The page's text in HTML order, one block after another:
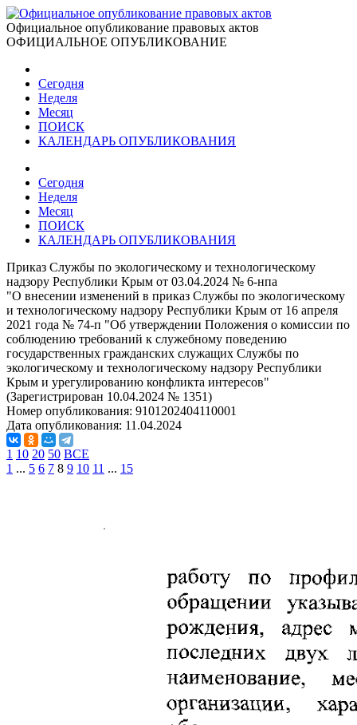
Официальное опубликование правовых актов
ОФИЦИАЛЬНОЕ ОПУБЛИКОВАНИЕ
Сегодня
Неделя
Месяц
ПОИСК
КАЛЕНДАРЬ ОПУБЛИКОВАНИЯ
Сегодня
Неделя
Месяц
ПОИСК
КАЛЕНДАРЬ ОПУБЛИКОВАНИЯ
Приказ Службы по экологическому и технологическому
надзору Республики Крым от 03.04.2024 № 6-нпа
"О внесении изменений в приказ Службы по экологическому
и технологическому надзору Республики Крым от 16 апреля
2021 года № 74-п "Об утверждении Положения о комиссии по
соблюдению требований к служебному поведению
государственных гражданских служащих Службы по
экологическому и технологическому надзору Республики
Крым и урегулированию конфликта интересов"
(Зарегистрирован 10.04.2024 № 1351)
Номер опубликования: 9101202404110001
Дата опубликования: 11.04.2024
1 10 20 50 ВСЕ
1 ... 5 6 7 8 9 10 11 ... 15